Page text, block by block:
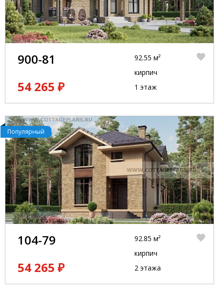
900-81
54 265 ₽
92.55 м²
кирпич
1 этаж
Популярный
104-79
54 265 ₽
92.85 м²
кирпич
2 этажа